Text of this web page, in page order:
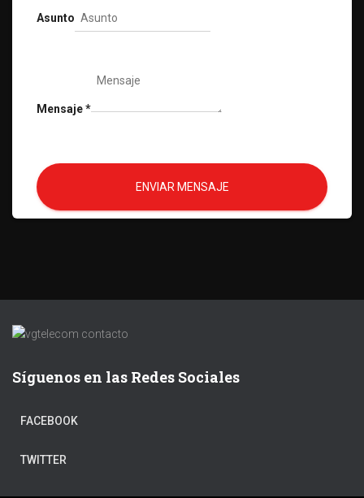
Asunto
Mensaje*
ENVIAR MENSAJE
Síguenos en las Redes Sociales
FACEBOOK
TWITTER